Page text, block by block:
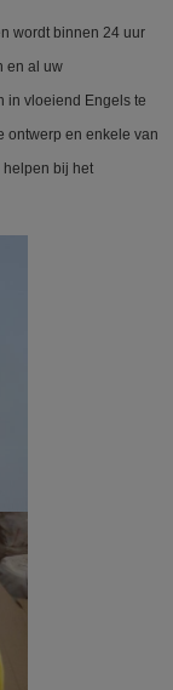
wordt binnen 24 uur
en al uw
in vloeiend Engels te
ontwerp en enkele van
helpen bij het